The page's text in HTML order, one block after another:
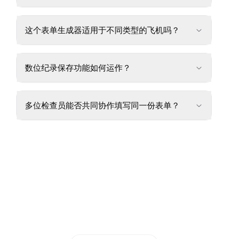
这个表单生成器适用于不同类型的飞机吗？
数位纪录保存功能如何运作？
多位检查员能否共同协作填写同一份表单？